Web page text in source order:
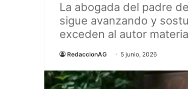
La abogada del padre
sigue avanzando y
exceden al autor
RedaccionAG 5 junio, 2026